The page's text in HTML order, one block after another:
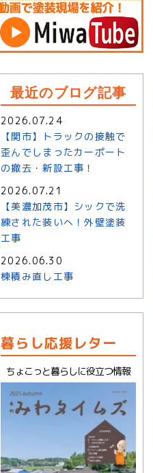
最近のブログ記事
2026.07.24
【関市】トラックの接触で
歪んでしまったカーポート
の撤去・新設工事！
2026.07.21
【美濃加茂市】シックで洗
練された装いへ！外壁塗装
工事
2026.06.30
棟積み直し工事
暮らし応援レター
ちょこっと暮らしに役立つ情報